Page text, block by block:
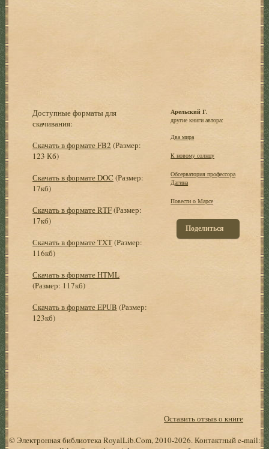
Доступные форматы для
скачивания:
Скачать в формате FB2 (Размер:
123 Кб)
Скачать в формате DOC (Размер:
17кб)
Скачать в формате RTF(Размер:
17кб)
Скачать в формате TXT(Размер:
116кб)
Скачать в формате HTML
(Размер: 117кб)
Скачать в формате EPUB (Размер:
123кб)
Арельский Г.
другие книги автора:
Два мира
К новому солнцу
Обсерватория профессора
Дагина
Повести о Марсе
Поделиться
Оставить отзыв о книге
© Электронная библиотека RoyalLib.Com, 2010-2026. Контактный e-mail: